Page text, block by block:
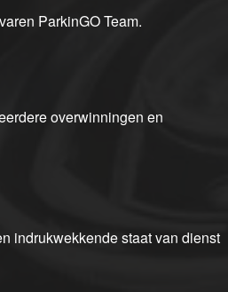
ParkinGO Team.
overwinningen en
indrukwekkende staat van dienst